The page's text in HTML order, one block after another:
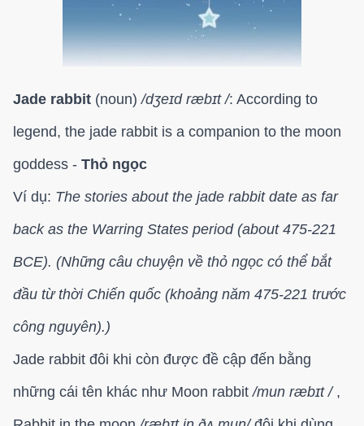
Jade rabbit (noun)/dʒeɪd ræbɪt /: According to
legend, the jade rabbit is a companion to the moon
goddess - Thỏ ngọc
Ví dụ: The stories about the jade rabbit date as far
back as the Warring States period (about 475-221
BCE). (Những câu chuyện về thỏ ngọc có thể bắt
đầu từ thời Chiến quốc (khoảng năm 475-221 trước
công nguyên).)
Jade rabbit đôi khi còn được đề cập đến bằng
những cái tên khác như Moon rabbit/mun ræbɪt /,